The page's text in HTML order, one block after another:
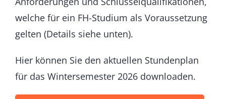
welche für ein FH-Studium als Voraussetzung
gelten (Details siehe unten).
Hier können Sie den aktuellen Stundenplan
für das Wintersemester 2026 downloaden.